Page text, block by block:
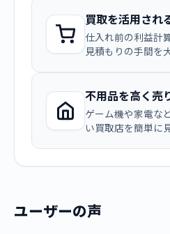
買取を活用され
仕入れ前の利益計
見積もりの手間を
不用品を高く売
ゲーム機や家電な
い買取店を簡単に
ユーザーの声